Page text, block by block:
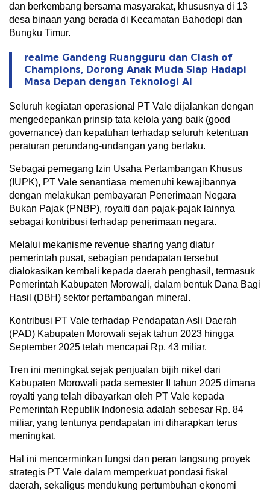
dan berkembang bersama masyarakat, khususnya di 13
desa binaan yang berada di Kecamatan Bahodopi dan
Bungku Timur.
realme Gandeng Ruangguru dan Clash of
Champions, Dorong Anak Muda Siap Hadapi
Masa Depan dengan Teknologi AI
Seluruh kegiatan operasional PT Vale dijalankan dengan
mengedepankan prinsip tata kelola yang baik (good
governance) dan kepatuhan terhadap seluruh ketentuan
peraturan perundang-undangan yang berlaku.
Sebagai pemegang Izin Usaha Pertambangan Khusus
(IUPK), PT Vale senantiasa memenuhi kewajibannya
dengan melakukan pembayaran Penerimaan Negara
Bukan Pajak (PNBP), royalti dan pajak-pajak lainnya
sebagai kontribusi terhadap penerimaan negara.
Melalui mekanisme revenue sharing yang diatur
pemerintah pusat, sebagian pendapatan tersebut
dialokasikan kembali kepada daerah penghasil, termasuk
Pemerintah Kabupaten Morowali, dalam bentuk Dana Bagi
Hasil (DBH) sektor pertambangan mineral.
Kontribusi PT Vale terhadap Pendapatan Asli Daerah
(PAD) Kabupaten Morowali sejak tahun 2023 hingga
September 2025 telah mencapai Rp. 43 miliar.
Tren ini meningkat sejak penjualan bijih nikel dari
Kabupaten Morowali pada semester II tahun 2025 dimana
royalti yang telah dibayarkan oleh PT Vale kepada
Pemerintah Republik Indonesia adalah sebesar Rp. 84
miliar, yang tentunya pendapatan ini diharapkan terus
meningkat.
Hal ini mencerminkan fungsi dan peran langsung proyek
strategis PT Vale dalam memperkuat pondasi fiskal
daerah, sekaligus mendukung pertumbuhan ekonomi